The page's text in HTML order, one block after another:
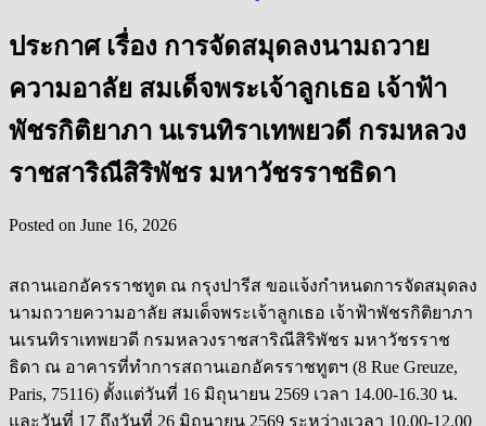
ประกาศ เรื่อง การจัดสมุดลงนามถวาย
ความอาลัย สมเด็จพระเจ้าลูกเธอ เจ้าฟ้า
พัชรกิติยาภา นเรนทิราเทพยวดี กรมหลวง
ราชสาริณีสิริพัชร มหาวัชรราชธิดา
Posted on June 16, 2026
สถานเอกอัครราชทูต ณ กรุงปารีส ขอแจ้งกำหนดการจัดสมุดลง
นามถวายความอาลัย สมเด็จพระเจ้าลูกเธอ เจ้าฟ้าพัชรกิติยาภา
นเรนทิราเทพยวดี กรมหลวงราชสาริณีสิริพัชร มหาวัชรราช
ธิดา ณ อาคารที่ทำการสถานเอกอัครราชทูตฯ (8 Rue Greuze,
Paris, 75116) ตั้งแต่วันที่ 16 มิถุนายน 2569 เวลา 14.00-16.30 น.
และวันที่ 17 ถึงวันที่ 26 มิถุนายน 2569 ระหว่างเวลา 10.00-12.00